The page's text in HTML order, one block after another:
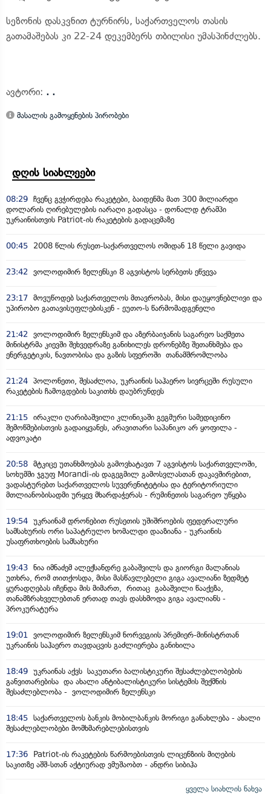
სეზონის დასკვნით ტურნირს, საქართველოს თასის
გათამაშებას კი 22-24 დეკემბერს თბილისი უმასპინძლებს.
ავტორი: . .
მასალის გამოყენების პირობები
დღის სიახლეები
08:29 ჩვენც გვჭირდება რაკეტები, ბაიდენმა მათ 300 მილიარდი
დოლარის ღირებულების იარაღი გადასცა - დონალდ ტრამპი
უკრაინისთვის Patriot-ის რაკეტების გადაცემაზე
00:45 2008 წლის რუსეთ-საქართველოს ომიდან 18 წელი გავიდა
23:42 ვოლოდიმირ ზელენსკი 8 აგვისტოს სერბეთს ეწვევა
23:17 მოვუწოდებ საქართველოს მთავრობას, მისი დაუყოვნებლივი და
უპირობო გათავისუფლებისკენ - ეუთო-ს წარმომადგენელი
21:42 ვოლოდიმირ ზელენსკიმ და აზერბაიჯანის საგარეო საქმეთა
მინისტრმა კიევში შეხვედრაზე განიხილეს დრონებზე შეთანხმება და
ენერგეტიკის, ნავთობისა და გაზის სფეროში თანამშრომლობა
21:24 პოლონეთი, შესაძლოა, უკრაინის საჰაერო სივრცეში რუსული
რაკეტების ჩამოგდების საკითხს დაუბრუნდეს
21:15 ირაკლი ღარიბაშვილი კლინიკაში გეგმური სამედიცინო
შემოწმებისთვის გადაიყვანეს, არავითარი საპანიკო არ ყოფილა -
ადვოკატი
20:58 მტკიცე უთანხმოებას გამოვხატავთ 7 აგვისტოს საქართველოში,
სოხუმში ჯგუფ Morandi-ის დაგეგმილ გამოსვლასთან დაკავშირებით,
ვადასტურებთ საქართველოს სუვერენიტეტისა და ტერიტორიული
მთლიანობისადმი ურყევ მხარდაჭერას - რუმინეთის საგარეო უწყება
19:54 უკრაინამ დრონებით რუსეთის უშიშროების ფედერალური
სამსახურის ორი საპატრულო ხომალდი დააზიანა - უკრაინის
უსაფრთხოების სამსახური
19:43 ნია იმნაძემ ალექსანდრე გაბაშვილს და გიორგი მალანიას
უთხრა, რომ თითქოსდა, მისი მასწავლებელი გიგა ავალიანი ზედმეტ
ყურადღებას იჩენდა მის მიმართ, რითაც გაბაშვილი წააქეზა,
თანამზრახველებთან ერთად თავს დასხმოდა გიგა ავალიანს -
პროკურატურა
19:01 ვოლოდიმირ ზელენსკიმ ნორვეგიის პრემიერ-მინისტრთან
უკრაინის საჰაერო თავდაცვის გაძლიერება განიხილა
18:49 უკრაინას აქვს საკუთარი ბალისტიკური შესაძლებლობების
განვითარებისა და ახალი ანტიბალისტიკური სისტემის შექმნის
შესაძლებლობა - ვოლოდიმირ ზელენსკი
18:45 საქართველოს ბანკის მობილბანკის მორიგი განახლება - ახალი
შესაძლებლობები მომხმარებლებისთვის
17:36
Patriot-ის რაკეტების წარმოებისთვის ლიცენზიის მიღების
საკითზე აშშ-სთან აქტიურად ვმუშაობთ - ანდრი სიბიჰა
ყველა სიახლის ნახვა